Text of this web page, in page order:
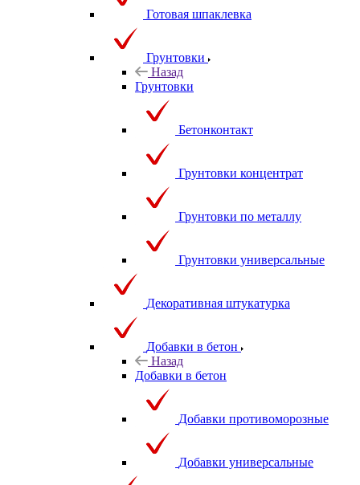
Готовая шпаклевка
Грунтовки
Назад
Грунтовки
Бетонконтакт
Грунтовки концентрат
Грунтовки по металлу
Грунтовки универсальные
Декоративная штукатурка
Добавки в бетон
Назад
Добавки в бетон
Добавки противоморозные
Добавки универсальные